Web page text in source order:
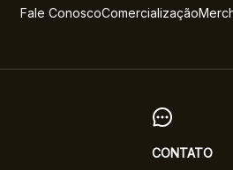
Fale ConoscoComercialização
CONTATO